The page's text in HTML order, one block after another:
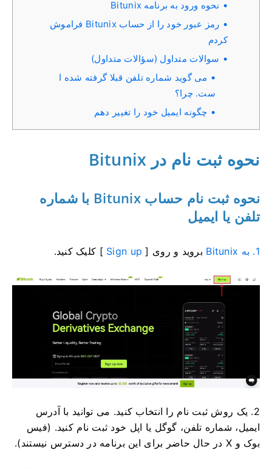
نحوه ورود به برنامه Bitunix
رمز عبور خود را از حساب Bitunix فراموش
کردم
سوالات متداول (سؤالات متداول)
می گوید شماره تلفن قبلا گرفته شده ا
ست. چرا؟
چگونه ایمیل خود را تغییر دهم
نحوه ثبت نام در Bitunix
نحوه ثبت نام حساب Bitunix با شماره
تلفن یا ایمیل
1. به Bitunix بروید و روی [ Sign up ] کلیک کنید.
2. یک روش ثبت نام را انتخاب کنید.
می توانید با آدرس
ایمیل، شماره تلفن، گوگل یا اپل خود ثبت نام کنید. (فیس
بوک و X در حال حاضر برای این برنامه در دسترس نیستند).